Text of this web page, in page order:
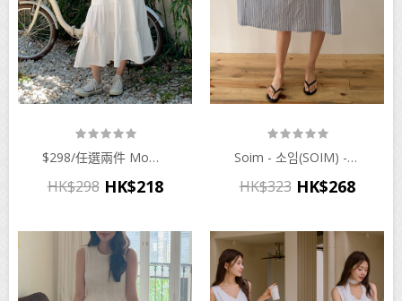
$298/任選兩件 Momnuri - 임부복*레이어드 캉캉나시 원피스♡韓國孕婦裝連身裙
HK$298 HK$218
Soim - 소임(SOIM) - 임부복*피아스트라이프남방 임산부원피스♡韓國孕婦裝連身裙
HK$323 HK$268